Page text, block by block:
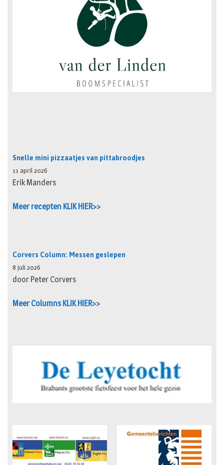
Snelle mini pizzaatjes van pittabroodjes
11 april 2026
Erik Manders
Meer recepten KLIK HIER>>
Corvers Column: Messen geslepen
8 juli 2026
door Peter Corvers
Meer Columns KLIK HIER>>